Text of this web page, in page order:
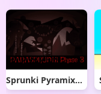
Sprunki Pyramixed But Phase 3